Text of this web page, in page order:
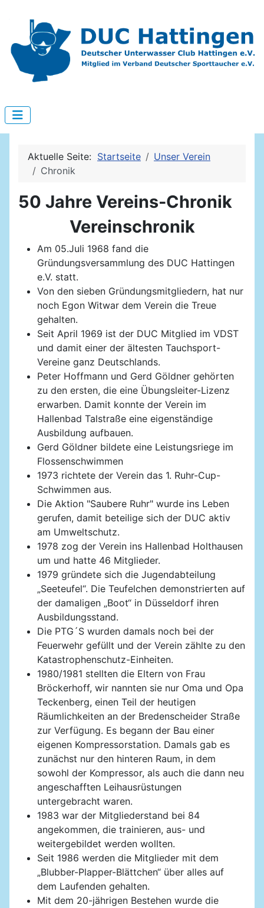
Aktuelle Seite: Startseite
Unser Verein
Chronik
50 Jahre Vereins-Chronik
Vereinschronik
Am 05.Juli 1968 fand die
Gründungsversammlung des DUC Hattingen
e.V. statt.
Von den sieben Gründungsmitgliedern, hat nur
noch Egon Witwar dem Verein die Treue
gehalten.
Seit April 1969 ist der DUC Mitglied im VDST
und damit einer der ältesten Tauchsport-
Vereine ganz Deutschlands.
Peter Hoffmann und Gerd Göldner gehörten
zu den ersten, die eine Übungsleiter-Lizenz
erwarben. Damit konnte der Verein im
Hallenbad Talstraße eine eigenständige
Ausbildung aufbauen.
Gerd Göldner bildete eine Leistungsriege im
Flossenschwimmen
1973 richtete der Verein das 1. Ruhr-Cup-
Schwimmen aus.
Die Aktion "Saubere Ruhr" wurde ins Leben
gerufen, damit beteilige sich der DUC aktiv
am Umweltschutz.
1978 zog der Verein ins Hallenbad Holthausen
um und hatte 46 Mitglieder.
1979 gründete sich die Jugendabteilung
„Seeteufel“. Die Teufelchen demonstrierten auf
der damaligen „Boot“ in Düsseldorf ihren
Ausbildungsstand.
Die PTG´S wurden damals noch bei der
Feuerwehr gefüllt und der Verein zählte zu den
Katastrophenschutz-Einheiten.
1980/1981 stellten die Eltern von Frau
Bröckerhoff, wir nannten sie nur Oma und Opa
Teckenberg, einen Teil der heutigen
Räumlichkeiten an der Bredenscheider Straße
zur Verfügung. Es begann der Bau einer
eigenen Kompressorstation. Damals gab es
zunächst nur den hinteren Raum, in dem
sowohl der Kompressor, als auch die dann neu
angeschafften Leihausrüstungen
untergebracht waren.
1983 war der Mitgliederstand bei 84
angekommen, die trainieren, aus- und
weitergebildet werden wollten.
Seit 1986 werden die Mitglieder mit dem
„Blubber-Plapper-Blättchen“ über alles auf
dem Laufenden gehalten.
Mit dem 20-jährigen Bestehen wurde die